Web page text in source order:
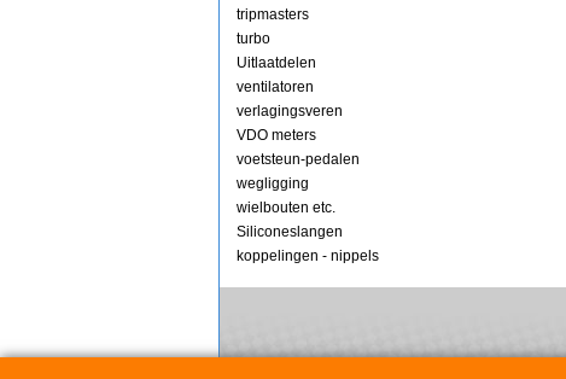
tripmasters
turbo
Uitlaatdelen
ventilatoren
verlagingsveren
VDO meters
voetsteun-pedalen
wegligging
wielbouten etc.
Siliconeslangen
koppelingen - nippels